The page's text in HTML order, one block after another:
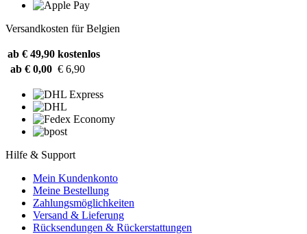
Versandkosten für Belgien
ab € 49,90 kostenlos
ab € 0,00 € 6,90
Hilfe & Support
Mein Kundenkonto
Meine Bestellung
Zahlungsmöglichkeiten
Versand & Lieferung
Rücksendungen & Rückerstattungen